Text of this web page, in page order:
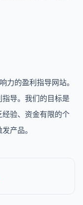
力的盈利指导网站。
导。我们的目标是
验、资金有限的个
产品。